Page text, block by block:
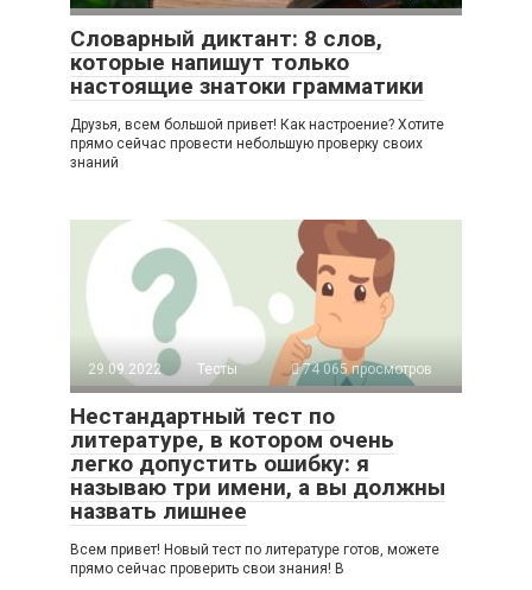
Словарный диктант: 8 слов,
которые напишут только
настоящие знатоки грамматики
Друзья, всем большой привет! Как настроение? Хотите
прямо сейчас провести небольшую проверку своих
знаний
29.09.2022 Тесты 74 065 просмотров
Нестандартный тест по
литературе, в котором очень
легко допустить ошибку: я
называю три имени, а вы должны
назвать лишнее
Всем привет! Новый тест по литературе готов, можете
прямо сейчас проверить свои знания! В